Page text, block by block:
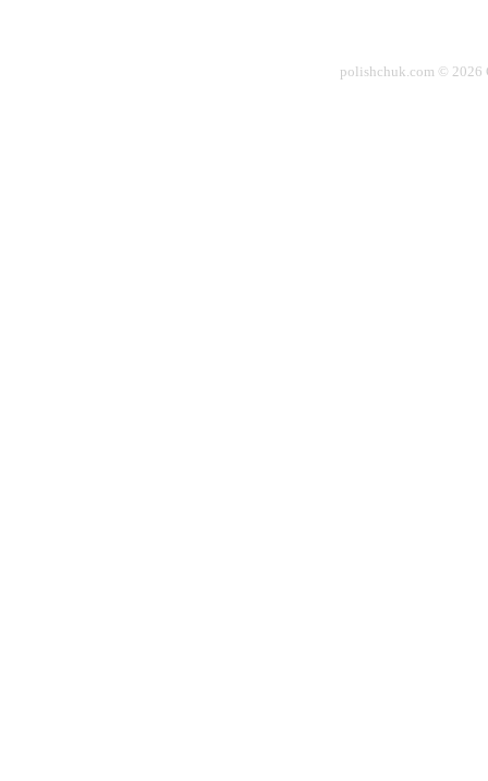
polishchuk.com © 2026